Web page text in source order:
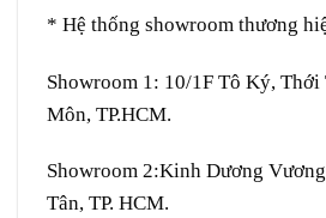
* Hệ thống showroom thương
Showroom 1: 10/1F Tô Ký, Thới
Môn, TP.HCM.
Showroom 2:Kinh Dương
Tân, TP. HCM.